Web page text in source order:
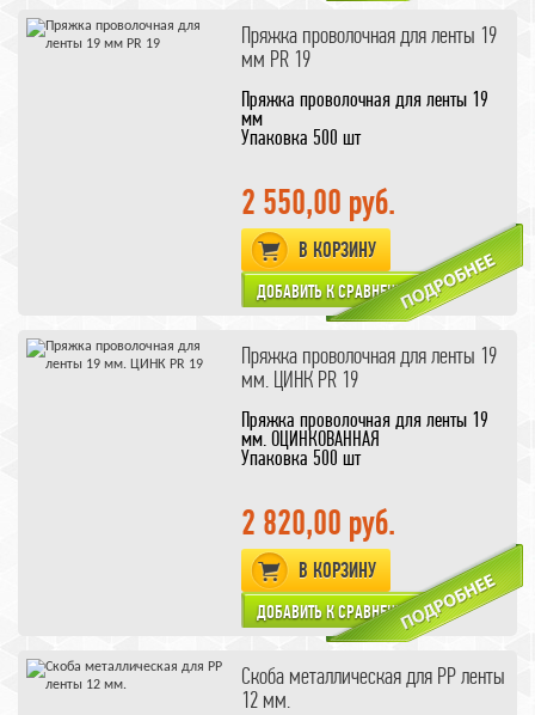
Пряжка проволочная для ленты 19
мм PR 19
Пряжка проволочная для ленты 19
мм
Упаковка 500 шт
2 550,00 руб.
В КОРЗИНУ
Пряжка проволочная для ленты 19
мм. ЦИНК PR 19
Пряжка проволочная для ленты 19
мм. ОЦИНКОВАННАЯ
Упаковка 500 шт
2 820,00 руб.
В КОРЗИНУ
Скоба металлическая для PP ленты
12 мм.